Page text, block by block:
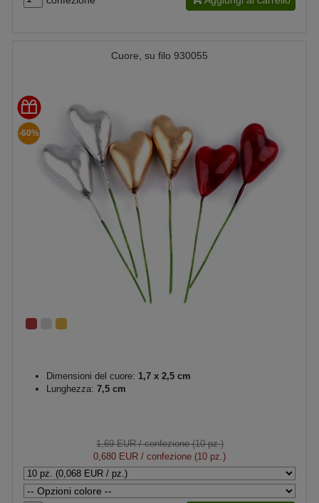
Cuore, su filo 930055
-60%
Dimensioni del cuore: 1,7 x 2,5 cm
Lunghezza: 7,5 cm
1,69 EUR/ confezione (10 pz.)
0,680 EUR / confezione (10 pz.)